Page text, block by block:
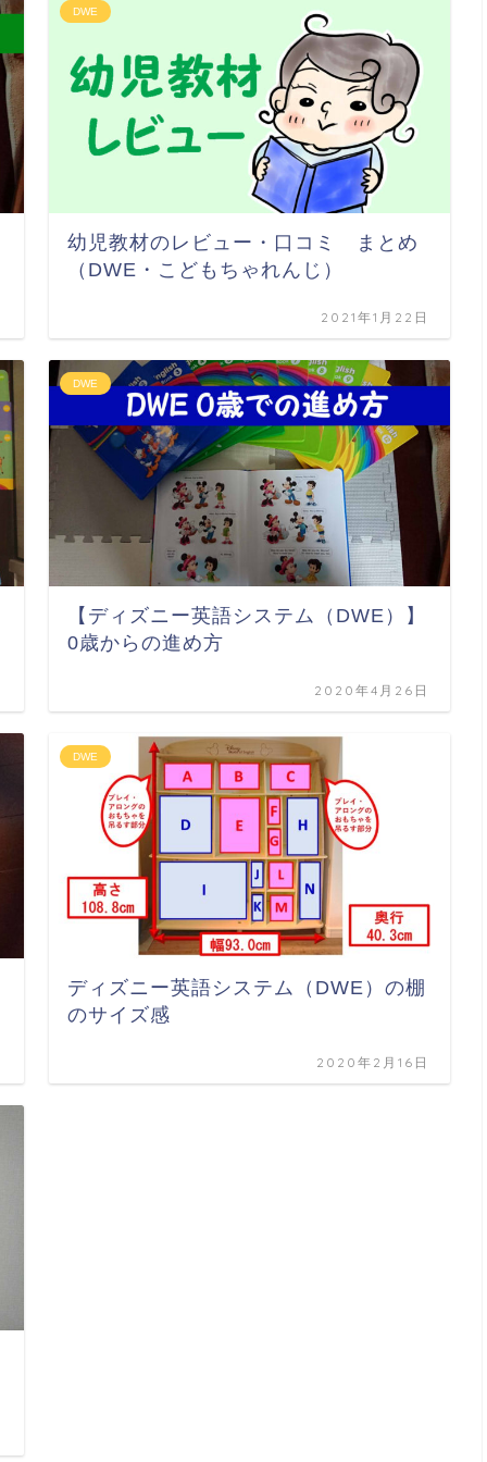
DWE
幼児教材のレビュー・口コミ まとめ
（DWE・こどもちゃれんじ）
2021年1月22日
DWE
【ディズニー英語システム（DWE）】
0歳からの進め方
2020年4月26日
DWE
ディズニー英語システム（DWE）の棚
のサイズ感
2020年2月16日